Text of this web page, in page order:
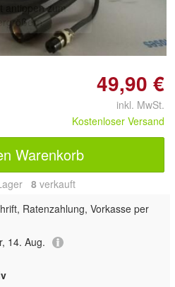
antippen zum
49,90 €
inkl. MwSt.
Kostenloser Versand
Warenkorb
8 verkauft
Ratenzahlung, Vorkasse per
14. Aug.